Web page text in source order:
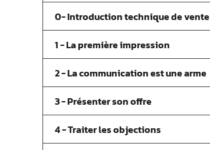
0- Introduction technique de vente
1 - La première impression
2 - La communication est une arme
3 - Présenter son offre
4 - Traiter les objections